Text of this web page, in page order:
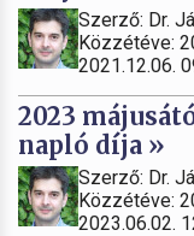
Szerző: Dr.
Közzétéve:
2021.12.06.
2023
napló díja »
Szerző: Dr.
Közzétéve:
2023.06.02.